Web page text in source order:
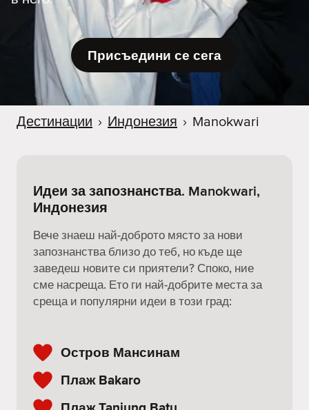
Присъедини се сега
Дестинации › Индонезия › Manokwari
Идеи за запознанства. Manokwari,
Индонезия
Вече знаеш най-доброто място за нови
запознанства близо до теб, но къде ще
заведеш новите си приятели? Споко, ние
сме насреща. Ето ги най-добрите места за
среща и популярни идеи в този град:
Остров Мансинам
Плаж Bakaro